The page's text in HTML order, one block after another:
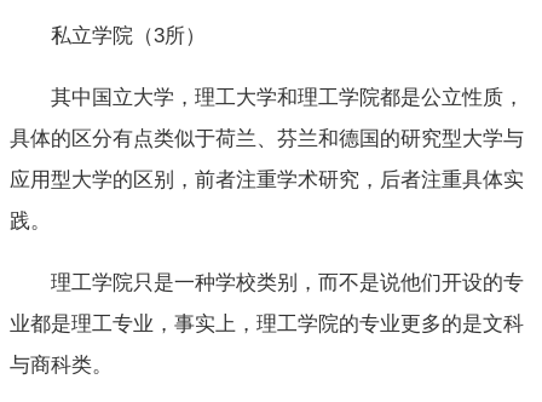
私立学院（3所）
其中国立大学，理工大学和理工学院都是公立性质，
具体的区分有点类似于荷兰、芬兰和德国的研究型大学与
应用型大学的区别，前者注重学术研究，后者注重具体实
践。
理工学院只是一种学校类别，而不是说他们开设的专
业都是理工专业，事实上，理工学院的专业更多的是文科
与商科类。